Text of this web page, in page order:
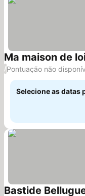
Ma maison de
/Pontuação não
Selecione as datas
Bastide